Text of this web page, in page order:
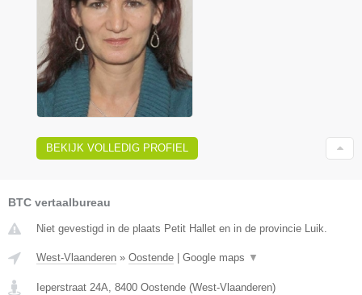
BEKIJK VOLLEDIG PROFIEL
BTC vertaalbureau
Niet gevestigd in de plaats Petit Hallet en in de provincie Luik.
West-Vlaanderen » Oostende Google maps ▼
Ieperstraat 24A, 8400 Oostende (West-Vlaanderen)